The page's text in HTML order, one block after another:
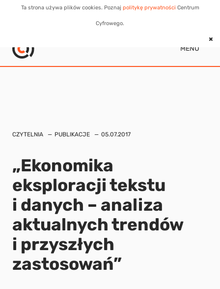
Ta strona używa plików cookies. Poznaj politykę prywatności Centrum
Cyfrowego.
MENU
CZYTELNIA PUBLIKACJE 05.07.2017
„Ekonomika
eksploracji tekstu
i danych – analiza
aktualnych trendów
i przyszłych
zastosowań”